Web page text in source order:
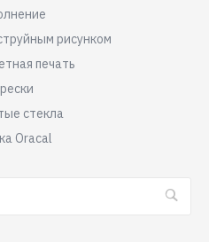
рисунком
печать
стекла
Oracal